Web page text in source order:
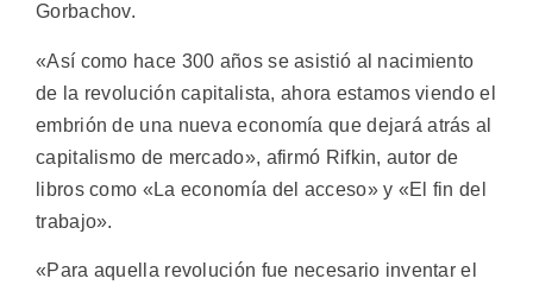
Gorbachov.
«Así como hace 300 años se asistió al nacimiento
de la revolución capitalista, ahora estamos viendo el
embrión de una nueva economía que dejará atrás al
capitalismo de mercado», afirmó Rifkin, autor de
libros como «La economía del acceso» y «El fin del
trabajo».
«Para aquella revolución fue necesario inventar el